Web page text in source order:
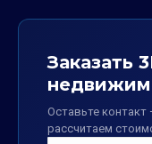
Заказать
Оставьте контакт
рассчитаем